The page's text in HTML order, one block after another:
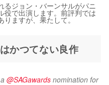
るジョン・バーンサルがパニ
役で出演します。前評判では
りますが、果たして。
かつてない良作
@SAGawards nomination for